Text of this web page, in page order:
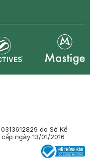
do Sở Kế
ngày 13/01/2016